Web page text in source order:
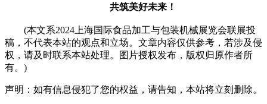
共筑美好未来！
(本文系2024上海国际食品加工与包装机械展览会联展投
稿，不代表本站的观点和立场。文章内容仅供参考，若涉及侵
权，请及时联系本站处理。图片授权发布，版权归原作者所
有。)
声明：如有信息侵犯了您的权益，请告知，本站将立刻删除。